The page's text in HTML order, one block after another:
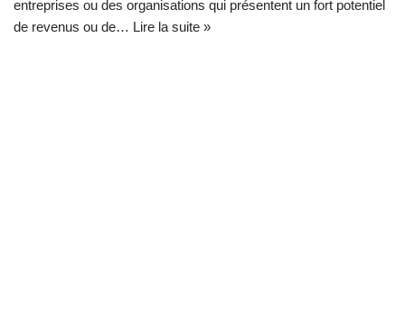
entreprises ou des organisations qui présentent un fort potentiel
de revenus ou de… Lire la suite »